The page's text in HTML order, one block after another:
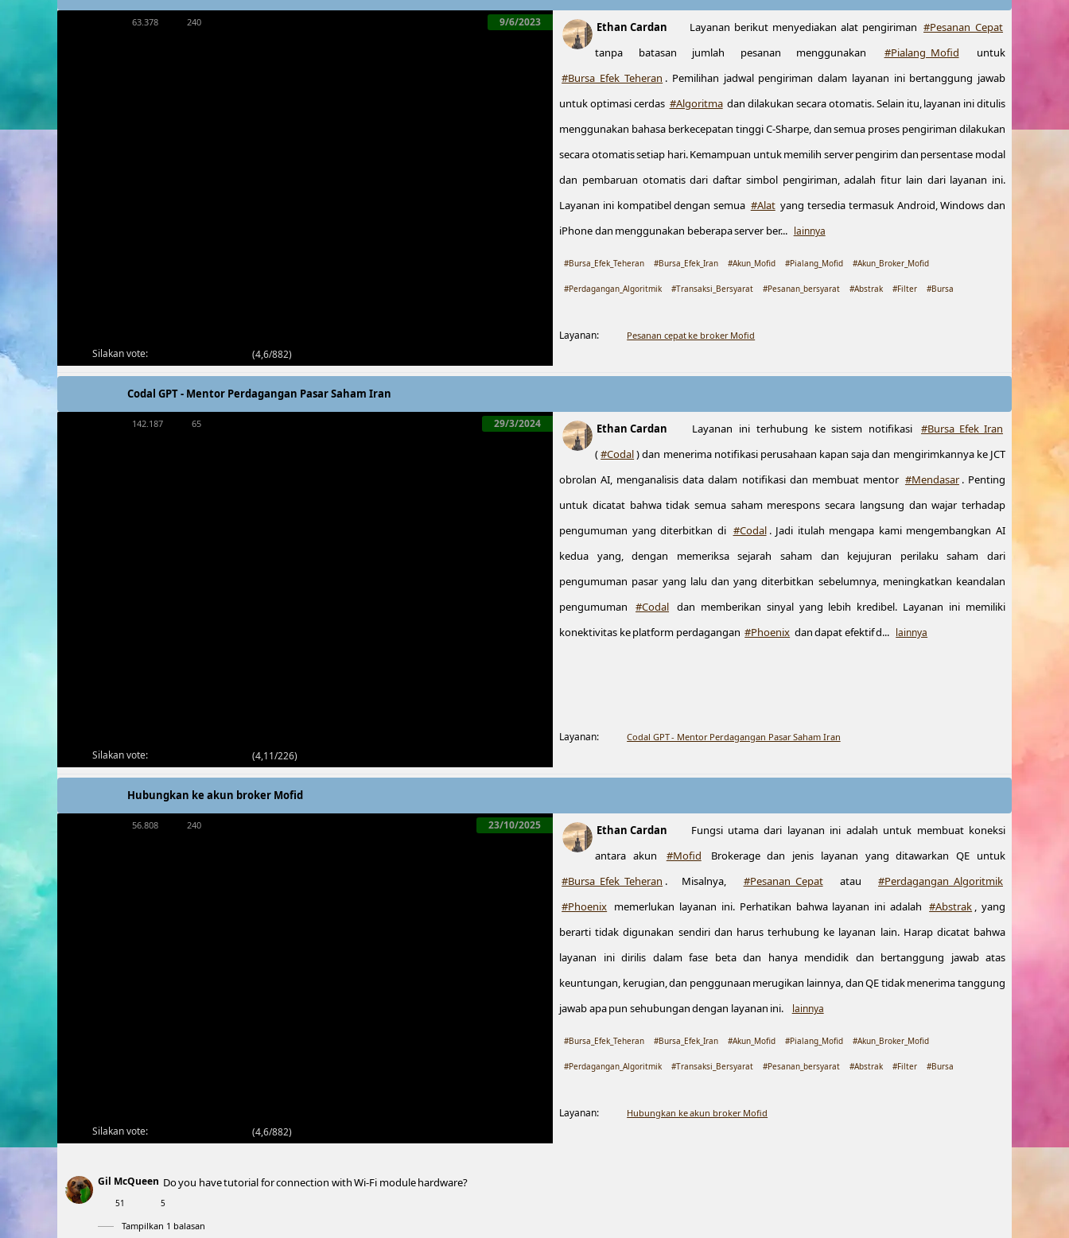
9/6/2023
240
63.378
Silakan vote: (4,6/882)
Ethan Cardan Layanan berikut menyediakan alat pengiriman #Pesanan_Cepat
tanpa batasan jumlah pesanan menggunakan
#Pialang_Mofid
untuk
#Bursa_Efek_Teheran . Pemilihan jadwal pengiriman dalam layanan ini bertanggung jawab
untuk optimasi cerdas #Algoritma dan dilakukan secara otomatis. Selain itu, layanan ini ditulis
menggunakan bahasa berkecepatan tinggi C-Sharpe, dan semua proses pengiriman dilakukan
secara otomatis setiap hari. Kemampuan untuk memilih server pengirim dan persentase modal
dan pembaruan otomatis dari daftar simbol pengiriman, adalah fitur lain dari layanan ini.
Layanan ini kompatibel dengan semua #Alat yang tersedia termasuk Android, Windows dan
iPhone dan menggunakan beberapa server ber... lainnya
#Bursa_Efek_Teheran #Bursa_Efek_Iran #Akun_Mofid #Pialang_Mofid #Akun_Broker_Mofid
#Perdagangan_Algoritmik #Transaksi_Bersyarat #Pesanan_bersyarat #Abstrak #Filter #Bursa
Layanan: Pesanan cepat ke broker Mofid
Codal GPT - Mentor Perdagangan Pasar Saham Iran
29/3/2024
65
142.187
Silakan vote: (4,11/226)
Ethan Cardan Layanan ini terhubung ke sistem notifikasi
#Bursa_Efek_Iran
(#Codal) dan menerima notifikasi perusahaan kapan saja dan mengirimkannya ke JCT
obrolan AI, menganalisis data dalam notifikasi dan membuat mentor #Mendasar . Penting
untuk dicatat bahwa tidak semua saham merespons secara langsung dan wajar terhadap
pengumuman yang diterbitkan di #Codal . Jadi itulah mengapa kami mengembangkan AI
kedua yang, dengan memeriksa sejarah saham dan kejujuran perilaku saham dari
pengumuman pasar yang lalu dan yang diterbitkan sebelumnya, meningkatkan keandalan
pengumuman
#Codal dan memberikan sinyal yang lebih kredibel. Layanan ini memiliki
konektivitas ke platform perdagangan #Phoenix dan dapat efektif d... lainnya
Layanan: Codal GPT - Mentor Perdagangan Pasar Saham Iran
Hubungkan ke akun broker Mofid
23/10/2025
240
56.808
Silakan vote: (4,6/882)
Ethan Cardan
Fungsi utama dari layanan ini adalah untuk membuat koneksi
antara akun
#Mofid
Brokerage dan jenis layanan yang ditawarkan QE untuk
#Bursa_Efek_Teheran . Misalnya, #Pesanan_Cepat atau
#Perdagangan_Algoritmik
#Phoenix memerlukan layanan ini. Perhatikan bahwa layanan ini adalah #Abstrak , yang
berarti tidak digunakan sendiri dan harus terhubung ke layanan lain. Harap dicatat bahwa
layanan ini dirilis dalam fase beta dan hanya mendidik dan bertanggung jawab atas
keuntungan, kerugian, dan penggunaan merugikan lainnya, dan QE tidak menerima tanggung
jawab apa pun sehubungan dengan layanan ini.
lainnya
#Bursa_Efek_Teheran #Bursa_Efek_Iran #Akun_Mofid #Pialang_Mofid #Akun_Broker_Mofid
#Perdagangan_Algoritmik #Transaksi_Bersyarat #Pesanan_bersyarat #Abstrak #Filter #Bursa
Layanan: Hubungkan ke akun broker Mofid
Gil McQueen Do you have tutorial for connection with Wi-Fi module hardware?
51 5
Tampilkan 1 balasan